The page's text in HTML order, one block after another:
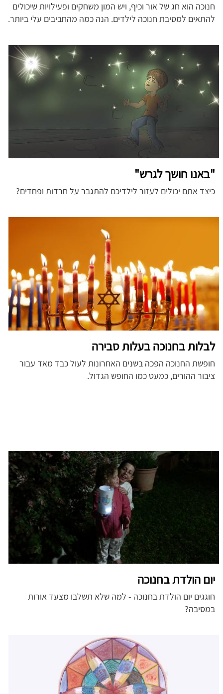
חנוכה הוא חג של אור וכיף, ויש המון משחקים ופעילויות שיכולים
להתאים למסיבת חנוכה לילדים. הנה כמה מהחביבים עלי ביותר.
"באנו חושך לגרש"
כיצד אתם יכולים לעזור לילדיכם להתגבר על חרדות ופחדים?
לבלות בחנוכה בעלות סבירה
חופשת החנוכה הפכה בשנים האחרונות לעול כבד מאד עבור
ציבור ההורים, כמעט כמו החופש הגדול.
יום הולדת בחנוכה
חוגגים יום הולדת בחנוכה - למה שלא תשלבו מצעד אורות
במסיבה?